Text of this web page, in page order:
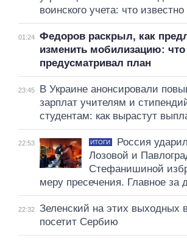
воинского учета: что известно
01:24
Федоров раскрыл, как
изменить мобилизацию: что
предусматривал план
23:45
В Украине анонсировали
зарплат учителям и
студентам: как вырастут
22:53 ИТОГИ
Россия
Лозовой и
Стефанишиной
меру пресечения. Главное за
22:32
Зеленский на этих выходных
посетит Сербию